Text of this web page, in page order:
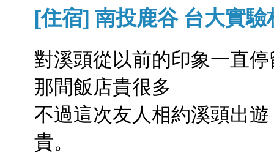
[住宿] 南投鹿谷 台大實
對溪頭從以前的印象一直
那間飯店貴很多
不過這次友人相約溪頭出
貴。